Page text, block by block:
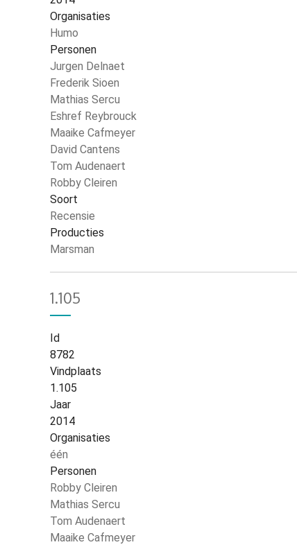
Organisaties
Humo
Personen
Jurgen Delnaet
Frederik Sioen
Mathias Sercu
Eshref Reybrouck
Maaike Cafmeyer
David Cantens
Tom Audenaert
Robby Cleiren
Soort
Recensie
Producties
Marsman
1.105
Id
8782
Vindplaats
1.105
Jaar
2014
Organisaties
één
Personen
Robby Cleiren
Mathias Sercu
Tom Audenaert
Maaike Cafmeyer